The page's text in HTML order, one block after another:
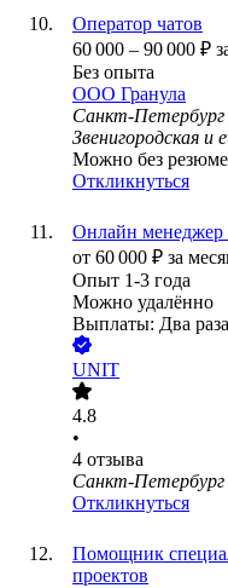
Оператор чатов
60 000 – 90 000 ₽
Без опыта
ООО Гранула
Санкт-Петербург
Звенигородская и
Можно без резюме
Откликнуться
Онлайн менеджер
от 60 000 ₽ за
Опыт 1-3 года
Можно удалённо
Выплаты: Два
UNIT
4.8
•
4 отзыва
Санкт-Петербург
Откликнуться
Помощник
проектов